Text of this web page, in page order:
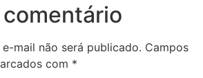
mail não será publicado. Campos
com *